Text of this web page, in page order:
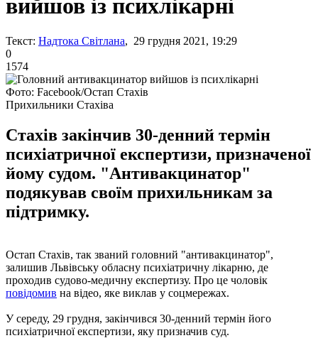
вийшов із психлікарні
Текст: Надтока Світлана, 29 грудня 2021, 19:29
0
1574
Фото: Facebook/Остап Стахів
Прихильники Стахіва
Стахів закінчив 30-денний термін
психіатричної експертизи, призначеної
йому судом. "Антивакцинатор"
подякував своїм прихильникам за
підтримку.
Остап Стахів, так званий головний "антивакцинатор",
залишив Львівську обласну психіатричну лікарню, де
проходив судово-медичну експертизу. Про це чоловік
повідомив на відео, яке виклав у соцмережах.
У середу, 29 грудня, закінчився 30-денний термін його
психіатричної експертизи, яку призначив суд.